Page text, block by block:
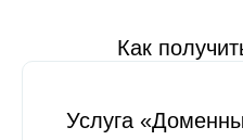
Как
Услуга